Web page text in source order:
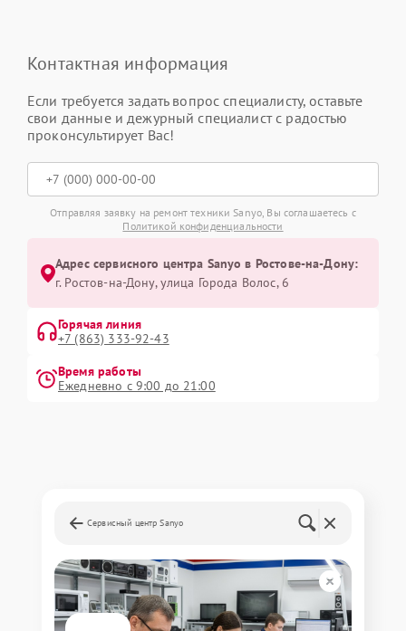
Контактная информация
Если требуется задать вопрос специалисту, оставьте
свои данные и дежурный специалист с радостью
проконсультирует Вас!
Отправляя заявку на ремонт техники Sanyo, Вы соглашаетесь с
Политикой конфиденциальности
Адрес сервисного центра Sanyo в Ростове-на-Дону:
г. Ростов-на-Дону, улица Города Волос, 6
Горячая линия
+7 (863) 333-92-43
Время работы
Ежедневно с 9:00 до 21:00
Сервисный центр Sanyo